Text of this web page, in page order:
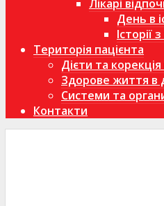
Лікарі
День в
Історії
Територія пацієнта
Дієти та корекція
Здорове життя в
Системи та
Контакти